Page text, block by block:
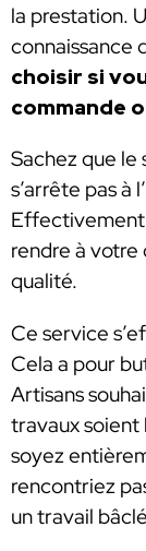
la prestation.
connaissance
choisir si
commande
Sachez que le
s’arrête pas à
rendre à
qualité.
Ce service
Cela a pour
Artisans
travaux soient
soyez
rencontriez
un travail